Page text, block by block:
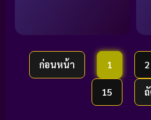
ก่อนหน้า 1 2
15